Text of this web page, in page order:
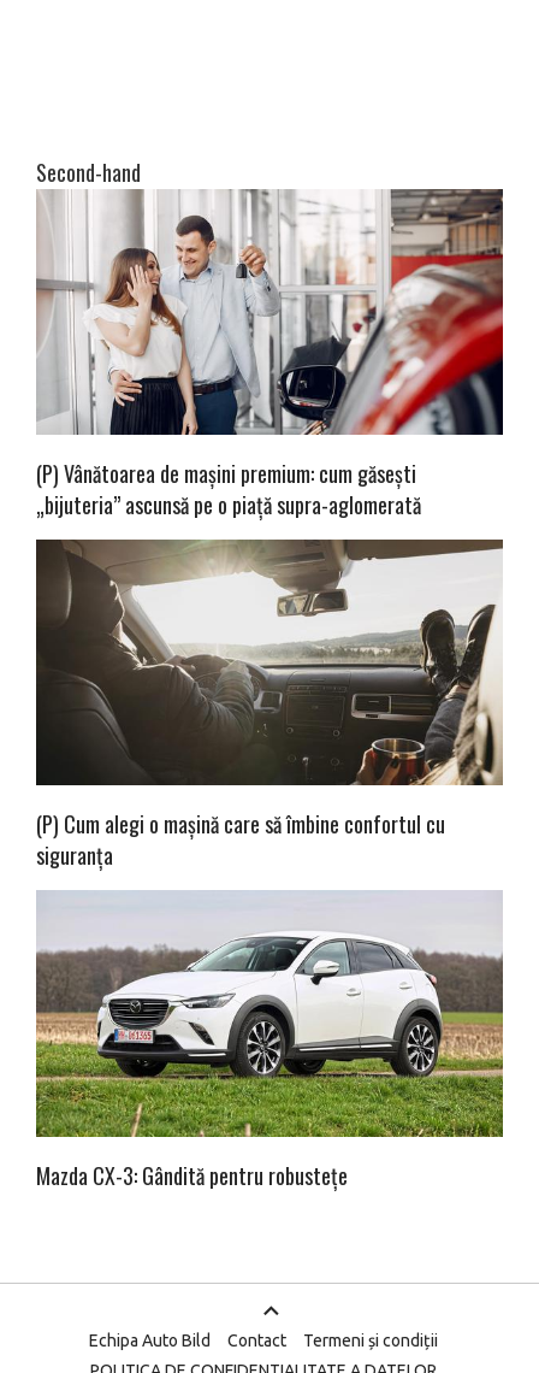
Second-hand
(P) Vânătoarea de mașini premium: cum găsești
„bijuteria” ascunsă pe o piață supra-aglomerată
(P) Cum alegi o mașină care să îmbine confortul cu
siguranța
Mazda CX-3: Gândită pentru robustețe
Echipa Auto Bild Contact
Termeni și condiții